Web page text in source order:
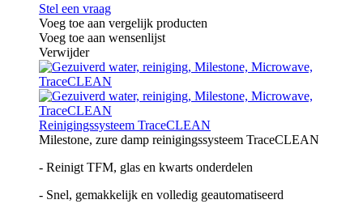
Stel een vraag
Voeg toe aan vergelijk producten
Voeg toe aan wensenlijst
Verwijder
Reinigingssysteem TraceCLEAN
Milestone, zure damp reinigingssysteem TraceCLEAN
- Reinigt TFM, glas en kwarts onderdelen
- Snel, gemakkelijk en volledig geautomatiseerd